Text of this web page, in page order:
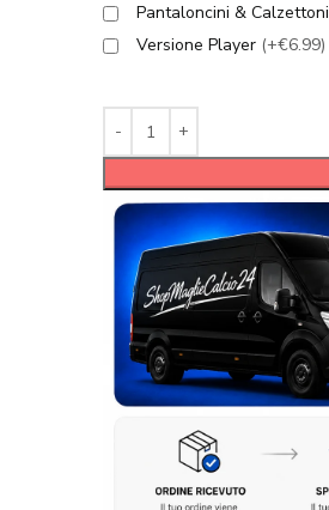
Pantaloncini & Calzettoni
Versione Player (+€6.99)